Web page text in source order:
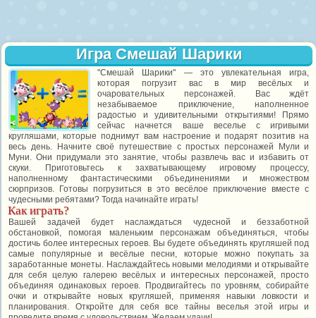
Игра Смешай Шарики
"Смешай Шарики" — это увлекательная игра,
которая погрузит вас в мир весёлых и
очаровательных персонажей. Вас ждёт
незабываемое приключение, наполненное
радостью и удивительными открытиями! Прямо
сейчас начнется ваше веселье с игривыми
кругляшами, которые поднимут вам настроение и подарят позитив на
весь день. Начните своё путешествие с простых персонажей Мули и
Муни. Они придумали это занятие, чтобы развлечь вас и избавить от
скуки. Приготовьтесь к захватывающему игровому процессу,
наполненному фантастическими объединениями и множеством
сюрпризов. Готовы погрузиться в это весёлое приключение вместе с
чудесными ребятами? Тогда начинайте играть!
Как играть?
Вашей задачей будет наслаждаться чудесной и беззаботной
обстановкой, помогая маленьким персонажам объединяться, чтобы
достичь более интересных героев. Вы будете объединять кругляшей под
самые популярные и весёлые песни, которые можно покупать за
заработанные монеты. Наслаждайтесь новыми мелодиями и открывайте
для себя целую галерею весёлых и интересных персонажей, просто
объединяя одинаковых героев. Продвигайтесь по уровням, собирайте
очки и открывайте новых кругляшей, применяя навыки ловкости и
планирования. Откройте для себя все тайны веселья этой игры и